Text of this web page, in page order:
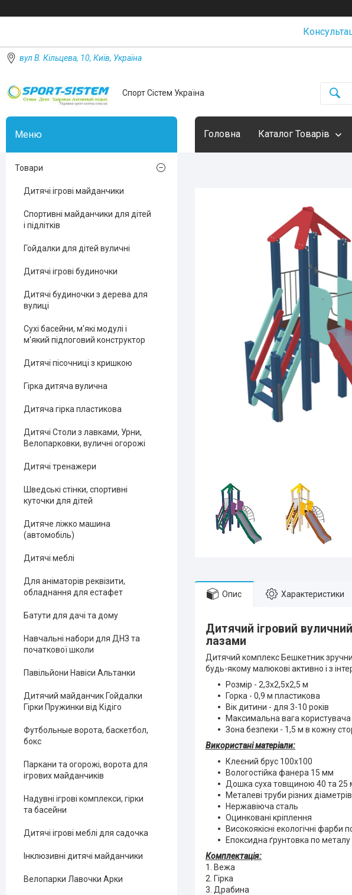
вул В. Кільцева, 10, Київ, Україна
Спорт Сістем Україна
Головна Каталог Товарів
Опис Характеристики
Дитячий ігровий
лазами
Дитячий комплекс Бешкетник
будь-якому малюкові активно і з
Розмір - 2,3х2,5х2,5 м
Горка - 0,9 м пластикова
Вік дитини - для 3-10 років
Максимальна вага користувача
Зона безпеки - 1,5 м в кожну
Використані матеріали:
Клеєний брус 100х100
Вологостійка фанера 15 мм
Дошка суха товщиною 40 та 25
Металеві труби різних
Нержавіюча сталь
Оцинковані кріплення
Високоякісні екологічні фарби
Епоксидна ґрунтовка по металу
Комплектація:
1. Вежа
2. Гірка
3. Драбина
Товари
Дитячі ігрові майданчики
Спортивні майданчики для дітей
і підлітків
Гойдалки для дітей вуличні
Дитячі ігрові будиночки
Дитячі будиночки з дерева для
вулиці
Сухі басейни, м'які модулі і
м'який підлоговий конструктор
Дитячі пісочниці з кришкою
Гірка дитяча вулична
Дитяча гірка пластикова
Дитячі Столи з лавками, Урни,
Велопарковки, вуличні огорожі
Дитячі тренажери
Шведські стінки, спортивні
куточки для дітей
Дитяче ліжко машина
(автомобіль)
Дитячі меблі
Для аніматорів реквізити,
обладнання для естафет
Батути для дачі та дому
Навчальні набори для ДНЗ та
початкової школи
Павільйони Навіси Альтанки
Дитячий майданчик Гойдалки
Гірки Пружинки від Кідіго
Футбольные ворота, баскетбол,
бокс
Паркани та огорожі, ворота для
ігрових майданчиків
Надувні ігрові комплекси, гірки
та басейни
Дитячі ігрові меблі для садочка
Інклюзивні дитячі майданчики
Велопарки Лавочки Арки